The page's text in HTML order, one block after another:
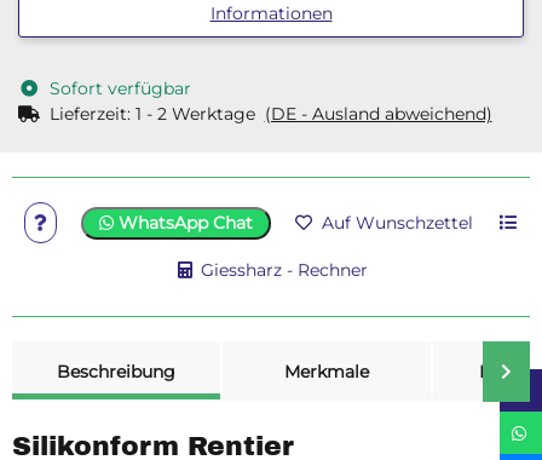
Informationen
Sofort verfügbar
Lieferzeit: 1 - 2 Werktage (DE - Ausland abweichend)
WhatsApp Chat Auf Wunschzettel
Giessharz - Rechner
Beschreibung
Merkmale
Silikonform Rentier